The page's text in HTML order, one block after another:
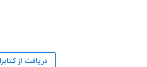
دریافت از